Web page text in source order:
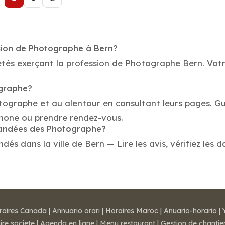
de Photographe à Bern?
exerçant la profession de Photographe Bern.
et au alentour en consultant leurs pages.
ou prendre rendez-vous.
des Photographe?
dans la ville de Bern — Lire les avis, vérifiez les
Canada | Annuario orari | Horaires Maroc | Anuario-horario |